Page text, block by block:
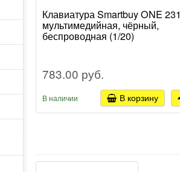
Клавиатура Smartbuy ONE 231
мультимедийная, чёрный,
беспроводная (1/20)
783.00 руб.
В наличии В корзину